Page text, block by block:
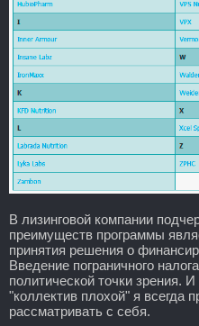
В лизинговой компании
преимуществ программы
принятия решения о
Введение пограничного
политической точки зрения.
"коллектив плохой" я всегда
рассматривать с себя.